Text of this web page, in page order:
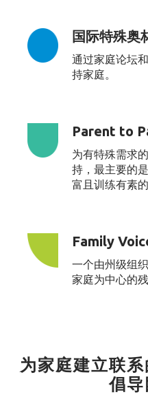
国际特殊奥
通过家庭论坛
持家庭。
Parent to
为有特殊需求
持，最主要的
富且训练有素
Family
一个由州级组
家庭为中心的
为家庭建立联
倡导